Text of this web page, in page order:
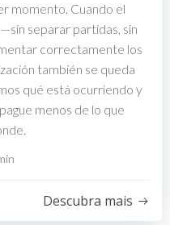
momento. Cuando el
separar partidas, sin
correctamente los
también se queda
qué está ocurriendo y
menos de lo que
Descubra mais